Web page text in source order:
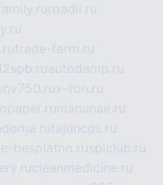
roadli.ru
trade-farm.ru
autodamp.ru
nv750.rux-ton.ru
manunae.ru
tajuncos.ru
besplatno.rusplclub.ru
cleanmedicine.ru